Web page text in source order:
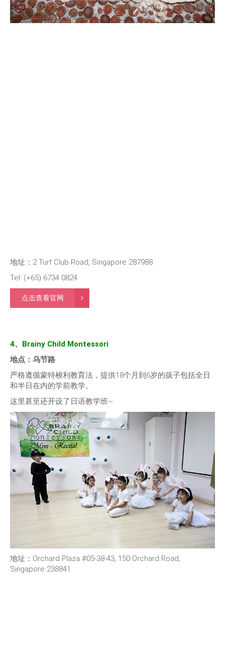
地址：2 Turf Club Road, Singapore 287988
Tel: (+65) 6734 0824
点击查看官网
4、Brainy Child Montessori
地点：乌节路
严格遵循蒙特梭利教育法，提供18个月到6岁的孩子包括全日
和半日在内的学前教学。
这里甚至还开设了日语教学班~
地址：Orchard Plaza #05-38-43, 150 Orchard Road,
Singapore 238841